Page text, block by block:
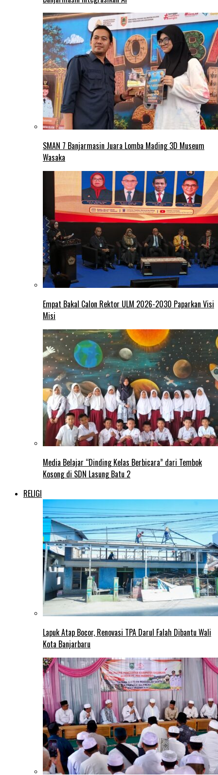
SMAN 7 Banjarmasin Juara Lomba Mading 3D Museum
Wasaka
Empat Bakal Calon Rektor ULM 2026-2030 Paparkan Visi
Misi
Media Belajar “Dinding Kelas Berbicara” dari Tembok
Kosong di SDN Lasung Batu 2
RELIGI
Lapuk Atap Bocor, Renovasi TPA Darul Falah Dibantu Wali
Kota Banjarbaru